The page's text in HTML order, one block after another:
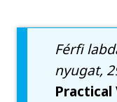
Férfi
nyugat,
Practical